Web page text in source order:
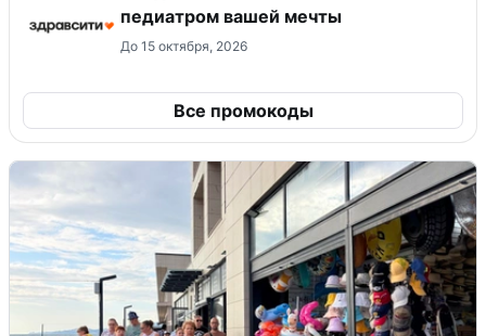
педиатром вашей мечты
До 15 октября, 2026
Все промокоды